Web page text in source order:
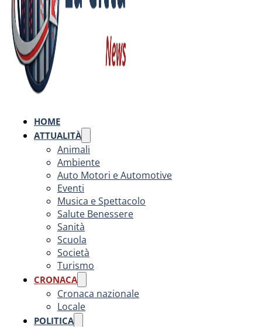
HOME
ATTUALITÀ
Animali
Ambiente
Auto Motori e Automotive
Eventi
Musica e Spettacolo
Salute Benessere
Sanità
Scuola
Società
Turismo
CRONACA
Cronaca nazionale
Locale
POLITICA